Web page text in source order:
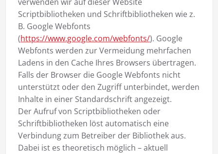
Scriptbibliotheken und Schriftbibliotheken wie z.
B. Google Webfonts
(https://www.google.com/webfonts/). Google
Webfonts werden zur Vermeidung mehrfachen
Ladens in den Cache Ihres Browsers übertragen.
Falls der Browser die Google Webfonts nicht
unterstützt oder den Zugriff unterbindet, werden
Inhalte in einer Standardschrift angezeigt.
Der Aufruf von Scriptbibliotheken oder
Schriftbibliotheken löst automatisch eine
Verbindung zum Betreiber der Bibliothek aus.
Dabei ist es theoretisch möglich – aktuell